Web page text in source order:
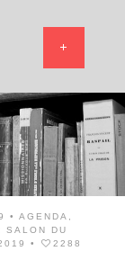
• AGENDA
SALON DU
• 2288